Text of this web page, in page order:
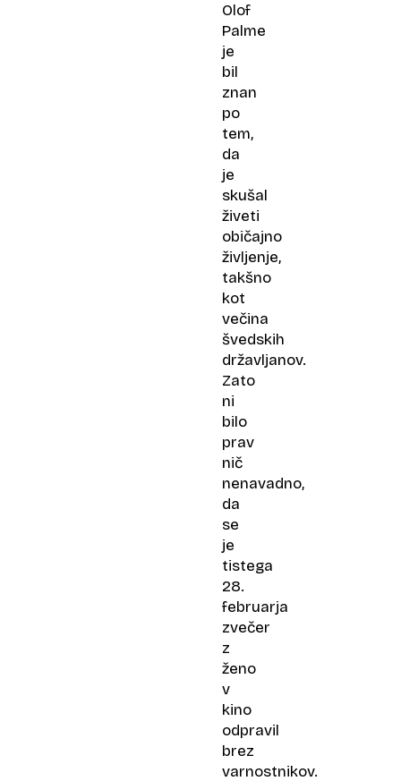
Olof
Palme
je
bil
znan
po
tem,
da
je
skušal
živeti
običajno
življenje,
takšno
kot
večina
švedskih
državljanov.
Zato
ni
bilo
prav
nič
nenavadno,
da
se
je
tistega
28.
februarja
zvečer
z
ženo
v
kino
odpravil
brez
varnostnikov.